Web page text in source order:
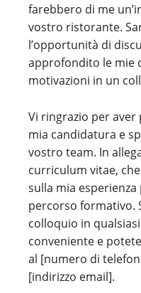
farebbero di me
vostro ristorante.
l’opportunità di
approfondito le mie
motivazioni in un
Vi ringrazio per aver
mia candidatura e
vostro team. In
curriculum vitae,
sulla mia
percorso formativo.
colloquio in
conveniente e
al [numero di
[indirizzo email].